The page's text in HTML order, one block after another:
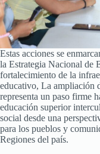
Estas acciones se
la Estrategia Nacional de
fortalecimiento de la
educativo, La ampliación
representa un paso firme
educación superior
social desde una
para los pueblos y
Regiones del país.